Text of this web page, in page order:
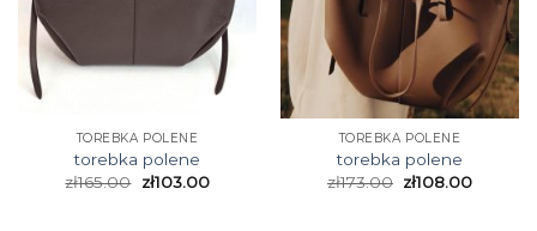
TOREBKA POLENE
torebka polene
zł165.00 zł103.00
TOREBKA POLENE
torebka polene
zł173.00 zł108.00